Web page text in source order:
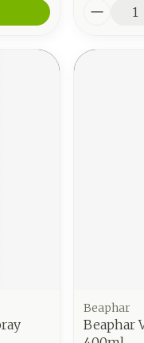
Beaphar
Beaphar